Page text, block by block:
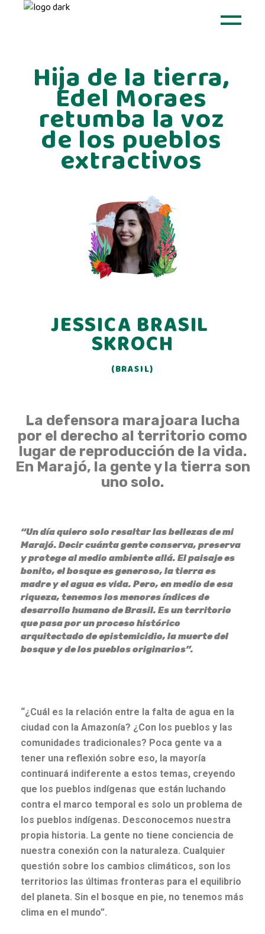
Hija de la tierra,
Edel Moraes
retumba la voz
de los pueblos
extractivos
JESSICA BRASIL
SKROCH
(BRASIL)
La defensora marajoara lucha
por el derecho al territorio como
lugar de reproducción de la vida.
En Marajó, la gente y la tierra son
uno solo.
“Un día quiero solo resaltar las bellezas de mi
Marajó. Decir cuánta gente conserva, preserva
y protege al medio ambiente allá. El paisaje es
bonito, el bosque es generoso, la tierra es
madre y el agua es vida. Pero, en medio de esa
riqueza, tenemos los menores índices de
desarrollo humano de Brasil. Es un territorio
que pasa por un proceso histórico
arquitectado de epistemicidio, la muerte del
bosque y de los pueblos originarios”.
“¿Cuál es la relación entre la falta de agua en la
ciudad con la Amazonía? ¿Con los pueblos y las
comunidades tradicionales? Poca gente va a
tener una reflexión sobre eso, la mayoría
continuará indiferente a estos temas, creyendo
que los pueblos indígenas que están luchando
contra el marco temporal es solo un problema de
los pueblos indígenas. Desconocemos nuestra
propia historia. La gente no tiene conciencia de
nuestra conexión con la naturaleza. Cualquier
questión sobre los cambios climáticos, son los
territorios las últimas fronteras para el equilibrio
del planeta. Sin el bosque en pie, no tenemos más
clima en el mundo”.